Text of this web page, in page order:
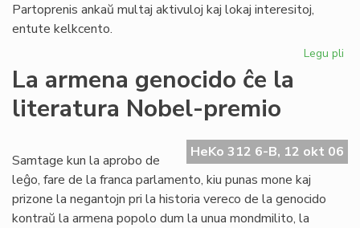
Partoprenis ankaŭ multaj aktivuloj kaj lokaj interesitoj,
entute kelkcento.
Legu pli
en
La armena genocido ĉe la
literatura Nobel-premio
HeKo 312 6-B, 12 okt 06
Samtage kun la aprobo de
leĝo, fare de la franca parlamento, kiu punas mone kaj
prizone la negantojn pri la historia vereco de la genocido
kontraŭ la armena popolo dum la unua mondmilito, la